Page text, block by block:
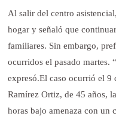
Al salir del centro
hogar y señaló que
familiares. Sin embargo,
ocurridos el pasado martes.
expresó.El caso ocurrió el
Ramírez Ortiz, de 45 años,
horas bajo amenaza con